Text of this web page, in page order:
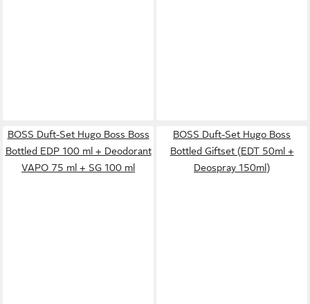
BOSS Duft-Set Hugo Boss Boss
Bottled EDP 100 ml + Deodorant
VAPO 75 ml + SG 100 ml
BOSS Duft-Set Hugo Boss
Bottled Giftset (EDT 50ml +
Deospray 150ml)